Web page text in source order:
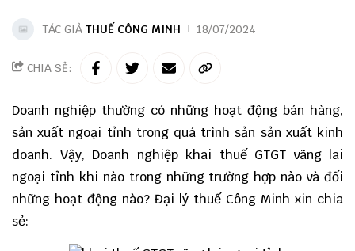
TÁC GIẢ THUẾ CÔNG MINH 18/07/2024
CHIA SẺ:
Doanh nghiệp thường có những hoạt động bán hàng,
sản xuất ngoại tỉnh trong quá trình sản sản xuất kinh
doanh. Vậy, Doanh nghiệp khai thuế GTGT vãng lai
ngoại tỉnh khi nào trong những trường hợp nào và đối
những hoạt động nào? Đại lý thuế Công Minh xin chia
sẻ: